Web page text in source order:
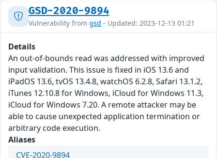
GSD-2020-9894
Vulnerability from gsd - Updated: 2023-12-13 01:21
Details
An out-of-bounds read was addressed with improved
input validation. This issue is fixed in iOS 13.6 and
iPadOS 13.6, tvOS 13.4.8, watchOS 6.2.8, Safari 13.1.2,
iTunes 12.10.8 for Windows, iCloud for Windows 11.3,
iCloud for Windows 7.20. A remote attacker may be
able to cause unexpected application termination or
arbitrary code execution.
Aliases
CVE-2020-9894